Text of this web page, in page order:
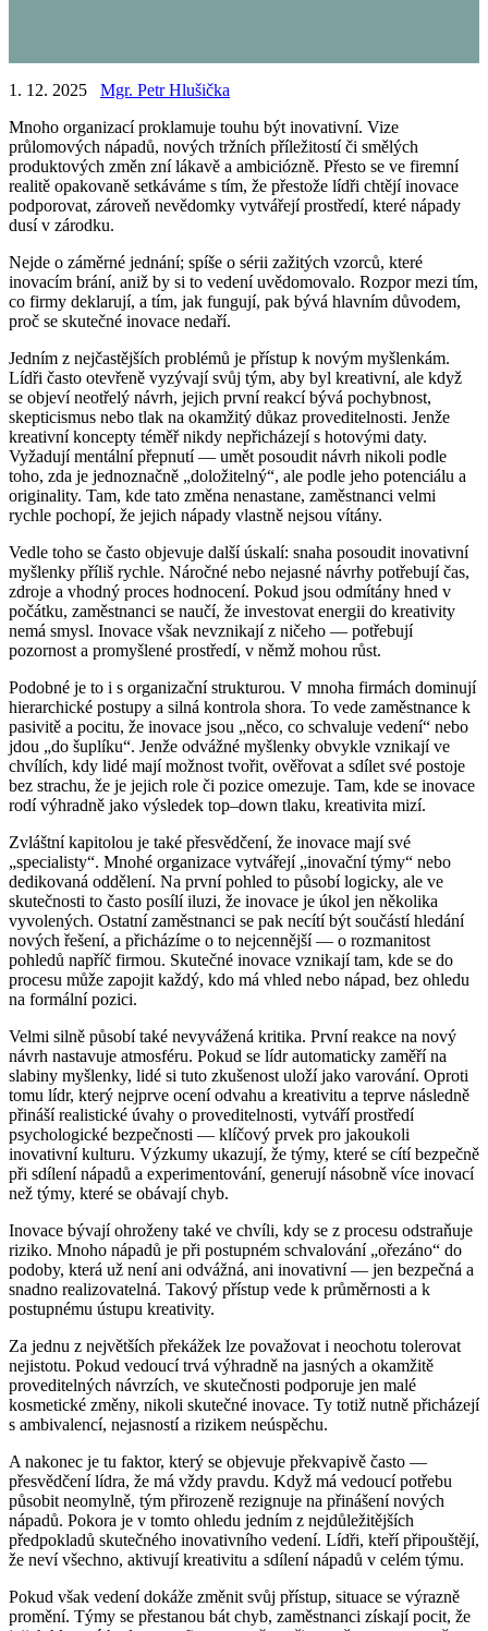
1. 12. 2025
Mgr. Petr Hlušička
Mnoho organizací proklamuje touhu být inovativní. Vize
průlomových nápadů, nových tržních příležitostí či smělých
produktových změn zní lákavě a ambiciózně. Přesto se ve firemní
realitě opakovaně setkáváme s tím, že přestože lídři chtějí inovace
podporovat, zároveň nevědomky vytvářejí prostředí, které nápady
dusí v zárodku.
Nejde o záměrné jednání; spíše o sérii zažitých vzorců, které
inovacím brání, aniž by si to vedení uvědomovalo. Rozpor mezi tím,
co firmy deklarují, a tím, jak fungují, pak bývá hlavním důvodem,
proč se skutečné inovace nedaří.
Jedním z nejčastějších problémů je přístup k novým myšlenkám.
Lídři často otevřeně vyzývají svůj tým, aby byl kreativní, ale když
se objeví neotřelý návrh, jejich první reakcí bývá pochybnost,
skepticismus nebo tlak na okamžitý důkaz proveditelnosti. Jenže
kreativní koncepty téměř nikdy nepřicházejí s hotovými daty.
Vyžadují mentální přepnutí — umět posoudit návrh nikoli podle
toho, zda je jednoznačně „doložitelný“, ale podle jeho potenciálu a
originality. Tam, kde tato změna nenastane, zaměstnanci velmi
rychle pochopí, že jejich nápady vlastně nejsou vítány.
Vedle toho se často objevuje další úskalí: snaha posoudit inovativní
myšlenky příliš rychle. Náročné nebo nejasné návrhy potřebují čas,
zdroje a vhodný proces hodnocení. Pokud jsou odmítány hned v
počátku, zaměstnanci se naučí, že investovat energii do kreativity
nemá smysl. Inovace však nevznikají z ničeho — potřebují
pozornost a promyšlené prostředí, v němž mohou růst.
Podobné je to i s organizační strukturou. V mnoha firmách dominují
hierarchické postupy a silná kontrola shora. To vede zaměstnance k
pasivitě a pocitu, že inovace jsou „něco, co schvaluje vedení“ nebo
jdou „do šuplíku“. Jenže odvážné myšlenky obvykle vznikají ve
chvílích, kdy lidé mají možnost tvořit, ověřovat a sdílet své postoje
bez strachu, že je jejich role či pozice omezuje. Tam, kde se inovace
rodí výhradně jako výsledek top–down tlaku, kreativita mizí.
Zvláštní kapitolou je také přesvědčení, že inovace mají své
„specialisty“. Mnohé organizace vytvářejí „inovační týmy“ nebo
dedikovaná oddělení. Na první pohled to působí logicky, ale ve
skutečnosti to často posílí iluzi, že inovace je úkol jen několika
vyvolených. Ostatní zaměstnanci se pak necítí být součástí hledání
nových řešení, a přicházíme o to nejcennější — o rozmanitost
pohledů napříč firmou. Skutečné inovace vznikají tam, kde se do
procesu může zapojit každý, kdo má vhled nebo nápad, bez ohledu
na formální pozici.
Velmi silně působí také nevyvážená kritika. První reakce na nový
návrh nastavuje atmosféru. Pokud se lídr automaticky zaměří na
slabiny myšlenky, lidé si tuto zkušenost uloží jako varování. Oproti
tomu lídr, který nejprve ocení odvahu a kreativitu a teprve následně
přináší realistické úvahy o proveditelnosti, vytváří prostředí
psychologické bezpečnosti — klíčový prvek pro jakoukoli
inovativní kulturu. Výzkumy ukazují, že týmy, které se cítí bezpečně
při sdílení nápadů a experimentování, generují násobně více inovací
než týmy, které se obávají chyb.
Inovace bývají ohroženy také ve chvíli, kdy se z procesu odstraňuje
riziko. Mnoho nápadů je při postupném schvalování „ořezáno“ do
podoby, která už není ani odvážná, ani inovativní — jen bezpečná a
snadno realizovatelná. Takový přístup vede k průměrnosti a k
postupnému ústupu kreativity.
Za jednu z největších překážek lze považovat i neochotu tolerovat
nejistotu. Pokud vedoucí trvá výhradně na jasných a okamžitě
proveditelných návrzích, ve skutečnosti podporuje jen malé
kosmetické změny, nikoli skutečné inovace. Ty totiž nutně přicházejí
s ambivalencí, nejasností a rizikem neúspěchu.
A nakonec je tu faktor, který se objevuje překvapivě často —
přesvědčení lídra, že má vždy pravdu. Když má vedoucí potřebu
působit neomylně, tým přirozeně rezignuje na přinášení nových
nápadů. Pokora je v tomto ohledu jedním z nejdůležitějších
předpokladů skutečného inovativního vedení. Lídři, kteří připouštějí,
že neví všechno, aktivují kreativitu a sdílení nápadů v celém týmu.
Pokud však vedení dokáže změnit svůj přístup, situace se výrazně
promění. Týmy se přestanou bát chyb, zaměstnanci získají pocit, že